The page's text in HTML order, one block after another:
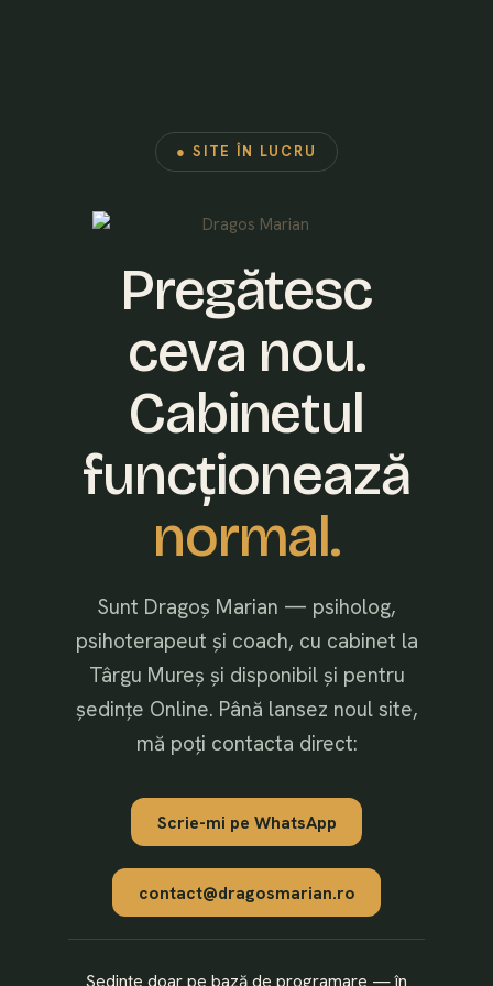
● SITE ÎN LUCRU
Pregătesc
ceva nou.
Cabinetul
funcționează
normal.
Sunt Dragoș Marian — psiholog,
psihoterapeut și coach, cu cabinet la
Târgu Mureș și disponibil și pentru
ședințe Online. Până lansez noul site,
mă poți contacta direct:
Scrie-mi pe WhatsApp
contact@dragosmarian.ro
Ședințe doar pe bază de programare — în